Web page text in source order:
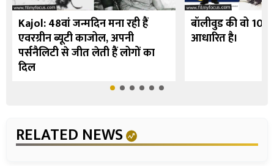
Kajol: 48वां जन्मदिन मना रही हैं
एवरग्रीन ब्यूटी काजोल, अपनी
पर्सनैलिटी से जीत लेती हैं लोगों का
दिल
बॉलीवुड की वो 10
आधारित है।
RELATED NEWS